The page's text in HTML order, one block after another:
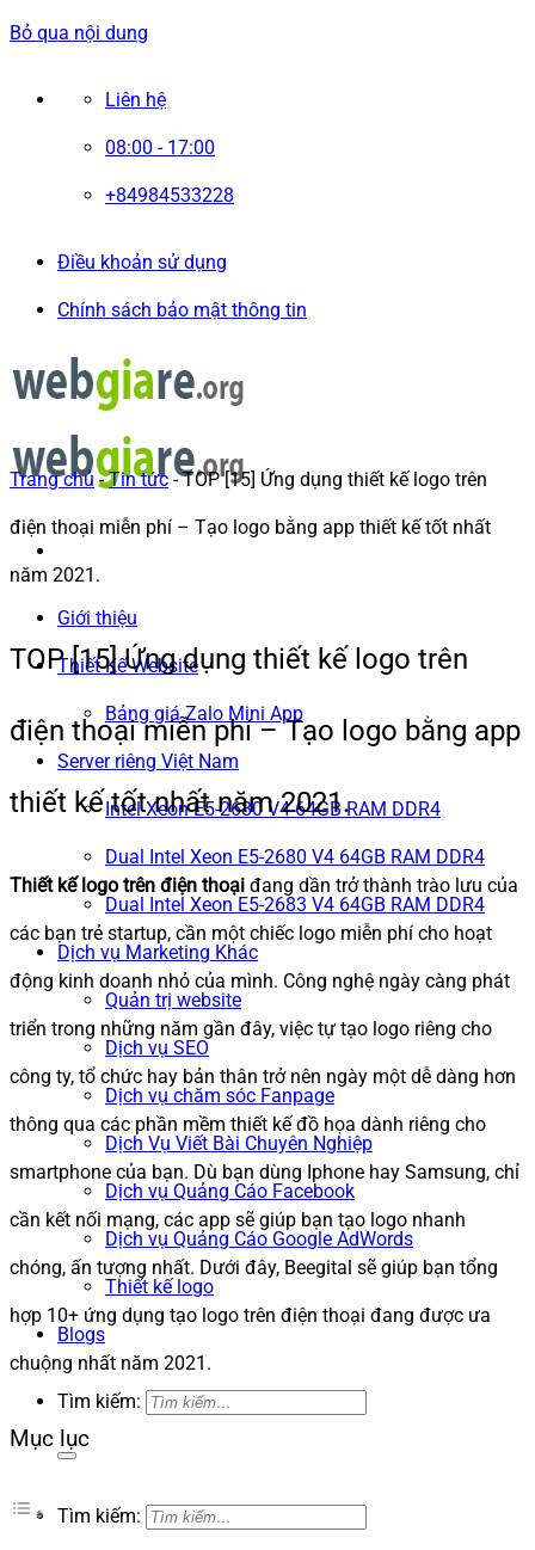
Bỏ qua nội dung
Liên hệ
08:00 - 17:00
+84984533228
Điều khoản sử dụng
Chính sách bảo mật thông tin
Giới thiệu
Thiết Kế Website
Bảng giá Zalo Mini App
Server riêng Việt Nam
Intel Xeon E5-2680 V4 64GB RAM DDR4
Dual Intel Xeon E5-2680 V4 64GB RAM DDR4
Dual Intel Xeon E5-2683 V4 64GB RAM DDR4
Dịch vụ Marketing Khác
Quản trị website
Dịch vụ SEO
Dịch vụ chăm sóc Fanpage
Dịch Vụ Viết Bài Chuyên Nghiệp
Dịch vụ Quảng Cáo Facebook
Dịch vụ Quảng Cáo Google AdWords
Thiết kế logo
Blogs
Tìm kiếm:
Tìm kiếm:
Trang chủ -Tin tức -TOP [15] Ứng dụng thiết kế logo trên
điện thoại miễn phí – Tạo logo bằng app thiết kế tốt nhất
năm 2021.
TOP [15] Ứng dụng thiết kế logo trên
điện thoại miễn phí – Tạo logo bằng app
thiết kế tốt nhất năm 2021.
Thiết kế logo trên điện thoại đang dần trở thành trào lưu của
các bạn trẻ startup, cần một chiếc logo miễn phí cho hoạt
động kinh doanh nhỏ của mình. Công nghệ ngày càng phát
triển trong những năm gần đây, việc tự tạo logo riêng cho
công ty, tổ chức hay bản thân trở nên ngày một dễ dàng hơn
thông qua các phần mềm thiết kế đồ họa dành riêng cho
smartphone của bạn. Dù bạn dùng Iphone hay Samsung, chỉ
cần kết nối mạng, các app sẽ giúp bạn tạo logo nhanh
chóng, ấn tượng nhất. Dưới đây, Beegital sẽ giúp bạn tổng
hợp 10+ ứng dụng tạo logo trên điện thoại đang được ưa
chuộng nhất năm 2021.
Mục lục